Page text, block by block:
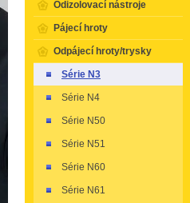
Odizolovací nástroje
Pájecí hroty
Odpájecí hroty/trysky
Série N3
Série N4
Série N50
Série N51
Série N60
Série N61